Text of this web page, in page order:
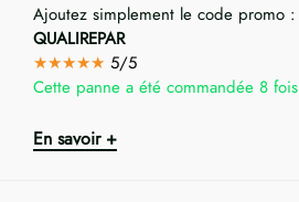
Ajoutez simplement le code promo :
QUALIREPAR
★★★★★ 5/5
Cette panne a été commandée 8 fois
En savoir +